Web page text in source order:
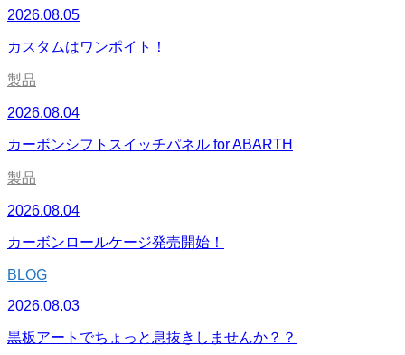
2026.08.05
カスタムはワンポイト！
製品
2026.08.04
カーボンシフトスイッチパネル for ABARTH
製品
2026.08.04
カーボンロールケージ発売開始！
BLOG
2026.08.03
黒板アートでちょっと息抜きしませんか？？